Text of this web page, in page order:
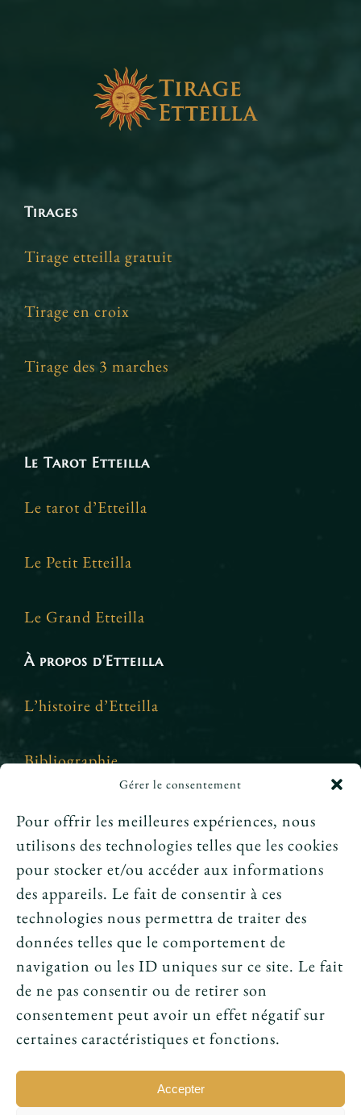
Gérer le consentement
Pour offrir les meilleures expériences, nous
utilisons des technologies telles que les cookies
pour stocker et/ou accéder aux informations
des appareils. Le fait de consentir à ces
technologies nous permettra de traiter des
données telles que le comportement de
navigation ou les ID uniques sur ce site. Le fait
de ne pas consentir ou de retirer son
consentement peut avoir un effet négatif sur
certaines caractéristiques et fonctions.
Accepter
Tirages
Tirage etteilla gratuit
Tirage en croix
Tirage des 3 marches
Le Tarot Etteilla
Le tarot d’Etteilla
Le Petit Etteilla
Le Grand Etteilla
À propos d’Etteilla
L’histoire d’Etteilla
Bibliographie
Crédits et mentions légales
Le tarot peut-il annoncer une rencontre
amoureuse ?
Peut-on prouver que le tarot fonctionne ?
Le tarot avant l’ésotérisme : un simple jeu ?